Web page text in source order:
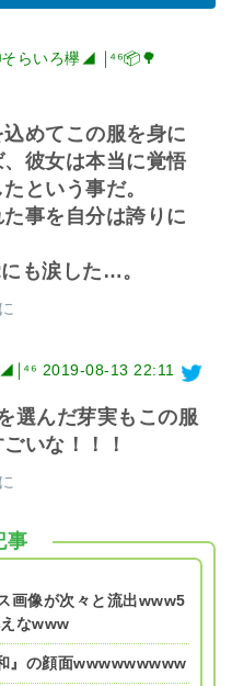
らいろ欅◢ ￨⁴⁶📦🌳
めてこの服を身に
彼女は本当に覚悟
という事だ。
事を自分は誇りに
も涙した…。
￨⁴⁶ 2019-08-13 22:11
選んだ芽実もこの服
いな！！！
事
画像が次々と流出www5
なwww
』の顔面wwwwwwwww